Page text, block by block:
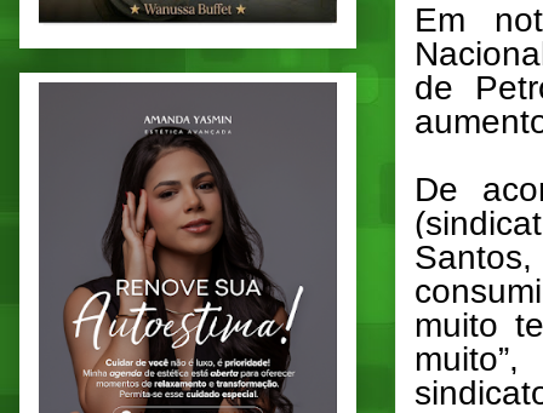
Em
de
De
muito